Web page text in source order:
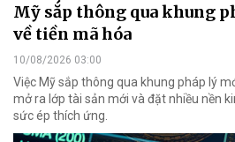
Mỹ sắp thông qua khung
về tiền mã hóa
10/08/2026 03:00
Việc Mỹ sắp thông qua khung pháp lý
mở ra lớp tài sản mới và đặt nhiều nền
sức ép thích ứng.